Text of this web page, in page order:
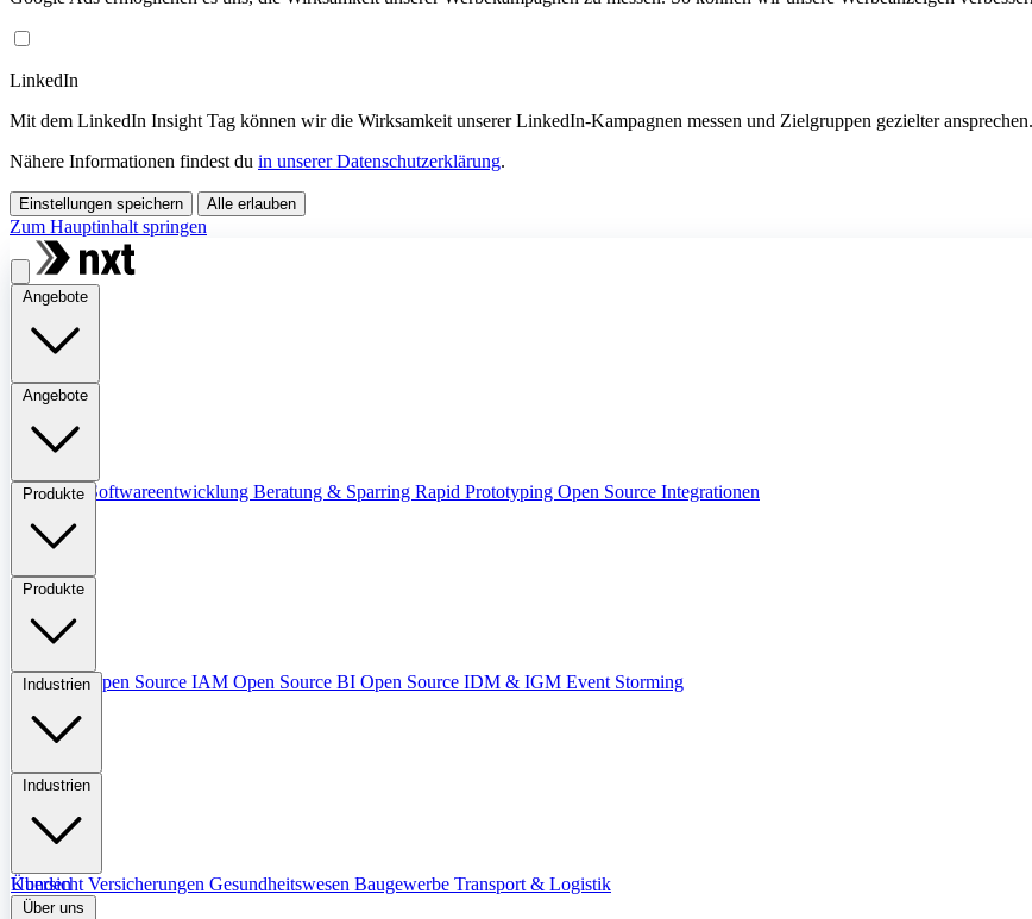
LinkedIn
Mit dem LinkedIn Insight Tag können wir die Wirksamkeit unserer LinkedIn-Kampagnen messen und Zielgruppen gezielter ansprechen.
Nähere Informationen findest du in unserer Datenschutzerklärung.
Einstellungen speichern Alle erlauben
Zum Hauptinhalt springen
Angebote
Angebote
Übersicht Softwareentwicklung Beratung & Sparring Rapid Prototyping Open Source Integrationen
Produkte
Produkte
ÜbersichtOpen Source IAM Open Source BI Open Source IDM & IGM Event Storming
Industrien
Industrien
Übersicht Versicherungen Gesundheitswesen Baugewerbe Transport & Logistik
Kunden
Über uns